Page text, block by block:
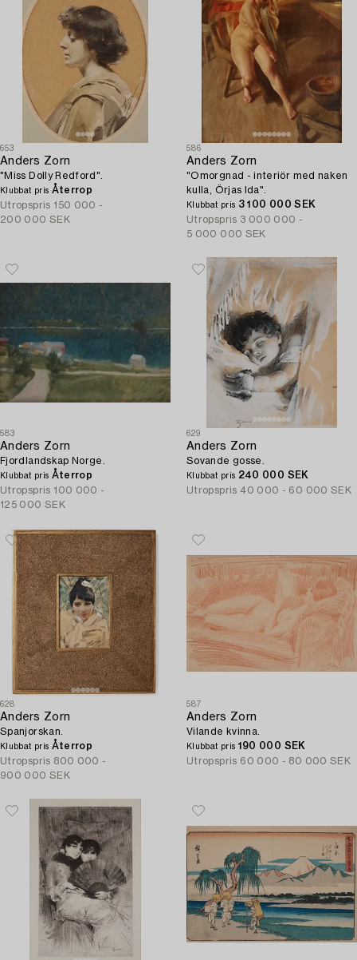
653
Anders Zorn
"Miss Dolly Redford".
Klubbat pris Återrop
Utropspris 150 000 -
200 000 SEK
586
Anders Zorn
"Omorgnad - interiör med naken
kulla, Örjas Ida".
Klubbat pris 3 100 000 SEK
Utropspris 3 000 000 -
5 000 000 SEK
583
Anders Zorn
Fjordlandskap Norge.
Klubbat pris Återrop
Utropspris 100 000 -
125 000 SEK
629
Anders Zorn
Sovande gosse.
Klubbat pris 240 000 SEK
Utropspris 40 000 - 60 000 SEK
628
Anders Zorn
Spanjorskan.
Klubbat pris Återrop
Utropspris 800 000 -
900 000 SEK
587
Anders Zorn
Vilande kvinna.
Klubbat pris 190 000 SEK
Utropspris 60 000 - 80 000 SEK